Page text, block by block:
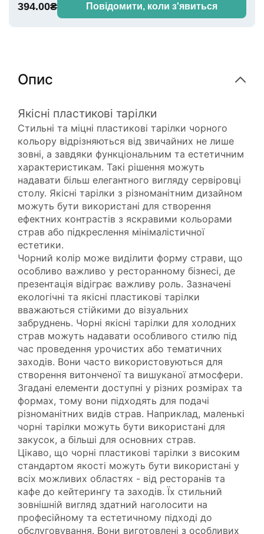
394.00₴ Повідомити, коли з'явиться
Опис
Якісні пластикові тарілки
Стильні та міцні пластикові тарілки чорного
кольору відрізняються від звичайних не лише
зовні, а завдяки функціональним та естетичним
характеристикам. Такі рішення можуть
надавати більш елегантного вигляду сервіровці
столу. Якісні тарілки з різноманітним дизайном
можуть бути використані для створення
ефектних контрастів з яскравими кольорами
страв або підкреслення мінімалістичної
естетики.
Чорний колір може виділити форму страви, що
особливо важливо у ресторанному бізнесі, де
презентація відіграє важливу роль. Зазначені
екологічні та якісні пластикові тарілки
вважаються стійкими до візуальних
забруднень. Чорні якісні тарілки для холодних
страв можуть надавати особливого стилю під
час проведення урочистих або тематичних
заходів. Вони часто використовуються для
створення витонченої та вишуканої атмосфери.
Згадані елементи доступні у різних розмірах та
формах, тому вони підходять для подачі
різноманітних видів страв. Наприклад, маленькі
чорні тарілки можуть бути використані для
закусок, а більші для основних страв.
Цікаво, що чорні пластикові тарілки з високим
стандартом якості можуть бути використані у
всіх можливих областях - від ресторанів та
кафе до кейтерингу та заходів. Їх стильний
зовнішній вигляд здатний наголосити на
професійному та естетичному підході до
обслуговування. Вони виготовлені з особливих